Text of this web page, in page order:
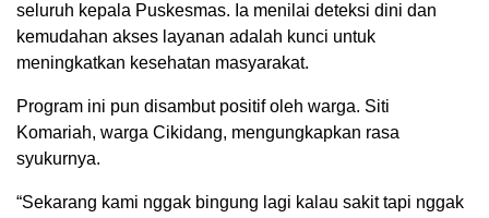
seluruh kepala Puskesmas. Ia menilai deteksi dini dan
kemudahan akses layanan adalah kunci untuk
meningkatkan kesehatan masyarakat.
Program ini pun disambut positif oleh warga. Siti
Komariah, warga Cikidang, mengungkapkan rasa
syukurnya.
“Sekarang kami nggak bingung lagi kalau sakit tapi nggak